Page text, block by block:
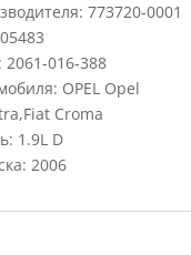
773720-0001
2061-016-388
OPEL Opel
Croma
1.9L D
2006